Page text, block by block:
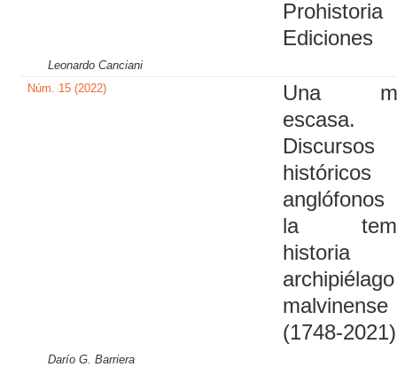
Prohistoria
Ediciones
Leonardo Canciani
Núm. 15 (2022)
Una
escasa.
Discursos
históricos
anglófonos
la
archipiélago
malvinense
(1748-2021)
Darío G. Barriera